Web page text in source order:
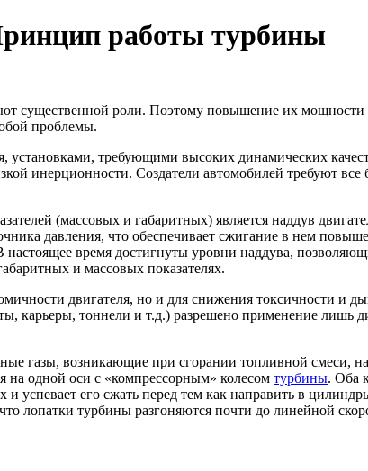
работы турбины
существенной роли. Поэтому повышение их
проблемы.
установками, требующими высоких динамических
инерционности. Создатели автомобилей требуют
(массовых и габаритных) является наддув
давления, что обеспечивает сжигание в нем
время достигнуты уровни наддува,
и массовых показателях.
двигателя, но и для снижения токсичности и
карьеры, тоннели и т.д.) разрешено применение лишь
газы, возникающие при сгорании топливной смеси,
на одной оси с «компрессорным» колесом турбины. Оба
успевает его сжать перед тем как направить в
лопатки турбины разгоняются почти до линейной